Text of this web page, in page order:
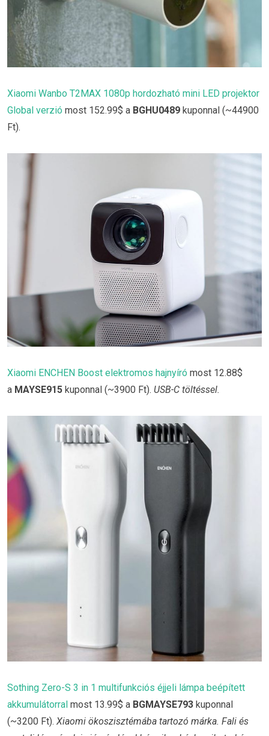
Xiaomi Wanbo T2MAX 1080p hordozható mini LED projektor
Global verzió most 152.99$ a BGHU0489 kuponnal (~44900
Ft).
Xiaomi ENCHEN Boost elektromos hajnyíró most 12.88$
a MAYSE915 kuponnal (~3900 Ft). USB-C töltéssel.
Sothing Zero-S 3 in 1 multifunkciós éjjeli lámpa beépített
akkumulátorral most 13.99$ a BGMAYSE793 kuponnal
(~3200 Ft). Xiaomi ökoszisztémába tartozó márka. Fali és